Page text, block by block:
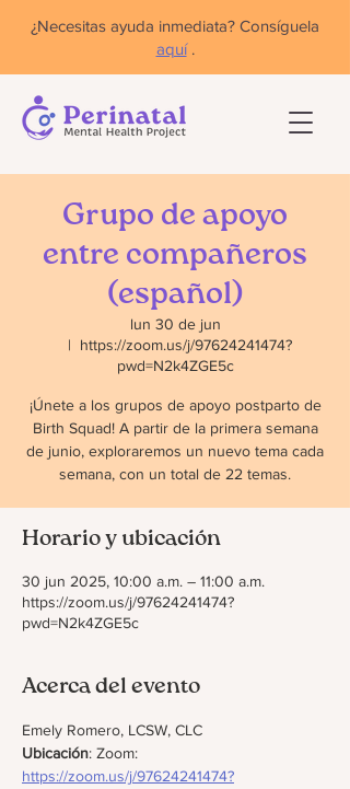
¿Necesitas ayuda inmediata? Consíguela
aquí.
Grupo de apoyo
entre compañeros
(español)
lun 30 de jun
  |
https://zoom.us/j/97624241474?
pwd=N2k4ZGE5c
¡Únete a los grupos de apoyo postparto de
Birth Squad! A partir de la primera semana
de junio, exploraremos un nuevo tema cada
semana, con un total de 22 temas.
Horario y ubicación
30 jun 2025, 10:00 a.m. – 11:00 a.m.
https://zoom.us/j/97624241474?
pwd=N2k4ZGE5c
Acerca del evento
Emely Romero, LCSW, CLC
Ubicación: Zoom:
https://zoom.us/j/97624241474?